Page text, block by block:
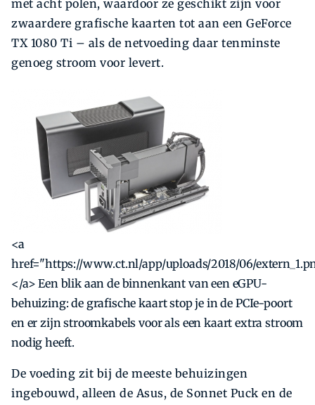
met acht polen, waardoor ze geschikt zijn voor
zwaardere grafische kaarten tot aan een GeForce
TX 1080 Ti – als de netvoeding daar tenminste
genoeg stroom voor levert.
<a
href="https://www.ct.nl/app/uploads/2018/06/
</a> Een blik aan de binnenkant van een eGPU-
behuizing: de grafische kaart stop je in de PCIe-poort
en er zijn stroomkabels voor als een kaart extra stroom
nodig heeft.
De voeding zit bij de meeste behuizingen
ingebouwd, alleen de Asus, de Sonnet Puck en de